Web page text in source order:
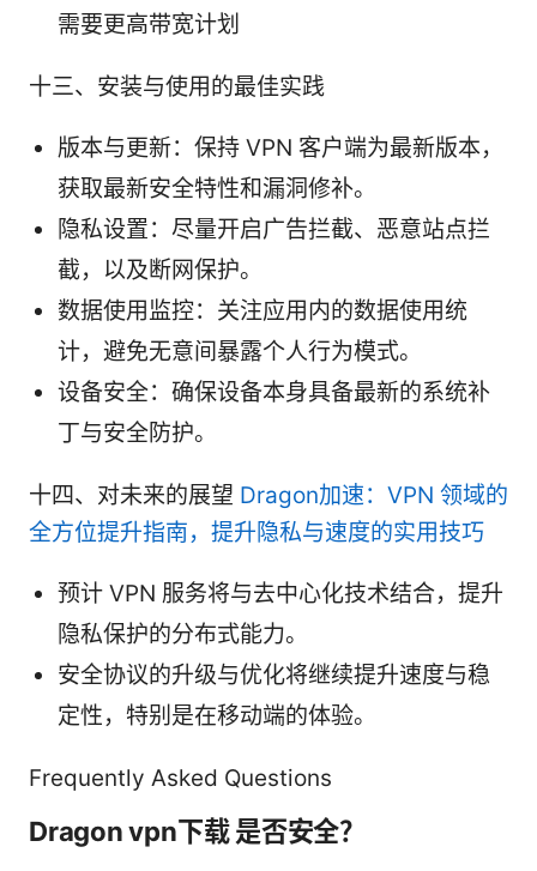
需要更高带宽计划
十三、安装与使用的最佳实践
版本与更新：保持 VPN 客户端为最新版本，
获取最新安全特性和漏洞修补。
隐私设置：尽量开启广告拦截、恶意站点拦
截，以及断网保护。
数据使用监控：关注应用内的数据使用统
计，避免无意间暴露个人行为模式。
设备安全：确保设备本身具备最新的系统补
丁与安全防护。
十四、对未来的展望 Dragon加速：VPN 领域的
全方位提升指南，提升隐私与速度的实用技巧
预计 VPN 服务将与去中心化技术结合，提升
隐私保护的分布式能力。
安全协议的升级与优化将继续提升速度与稳
定性，特别是在移动端的体验。
Frequently Asked Questions
Dragon vpn下载 是否安全？